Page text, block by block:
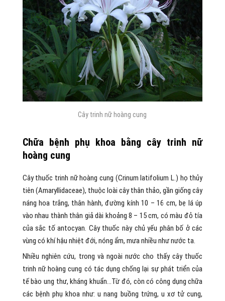
Cây trinh nữ hoàng cung
Chữa bệnh phụ khoa bằng cây trinh nữ
hoàng cung
Cây thuốc trinh nữ hoàng cung (Crinum latifolium L.) họ thủy
tiên (Amaryllidaceae), thuộc loài cây thân thảo, gần giống cây
náng hoa trắng, thân hành, đường kính 10 – 16 cm, bẹ lá úp
vào nhau thành thân giả dài khoảng 8 – 15 cm, có màu đỏ tía
của sắc tố antocyan. Cây thuốc này chủ yếu phân bố ở các
vùng có khí hậu nhiệt đới, nóng ẩm, mưa nhiều như nước ta.
Nhiều nghiên cứu, trong và ngoài nước cho thấy cây thuốc
trinh nữ hoàng cung có tác dụng chống lại sự phát triển của
tế bào ung thư, kháng khuẩn…Từ đó, còn có công dụng chữa
các bệnh phụ khoa như: u nang buồng trứng, u xơ tử cung,